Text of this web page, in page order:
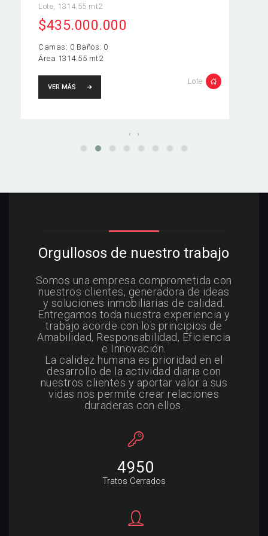
Lote, 1314.55 mt2
$435.000.000
Camas: 0 Baños: 0
Área 1314.55 mt2
VER MÁS
Lote
‹ ›
Orgullosos de nuestro trabajo
Somos una empresa comprometida con
nuestros clientes, generadora de ideas
y soluciones inmobiliarias de calidad.
Entregamos toda nuestra experiencia y
trabajo acorde con los principios de
Amabilidad, Responsabilidad, Eficiencia
e Innovación.
La calidez humana es prioridad en el
desarrollo de la actividad diaria con
nuestros clientes y aportar valor a sus
vidas nos permite crear relaciones
duraderas con ellos.
5910
Tratos Cerrados